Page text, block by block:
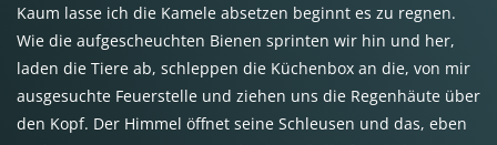
Kaum lasse ich die Kamele absetzen beginnt es zu regnen.
Wie die aufgescheuchten Bienen sprinten wir hin und her,
laden die Tiere ab, schleppen die Küchenbox an die, von mir
ausgesuchte Feuerstelle und ziehen uns die Regenhäute über
den Kopf. Der Himmel öffnet seine Schleusen und das, eben